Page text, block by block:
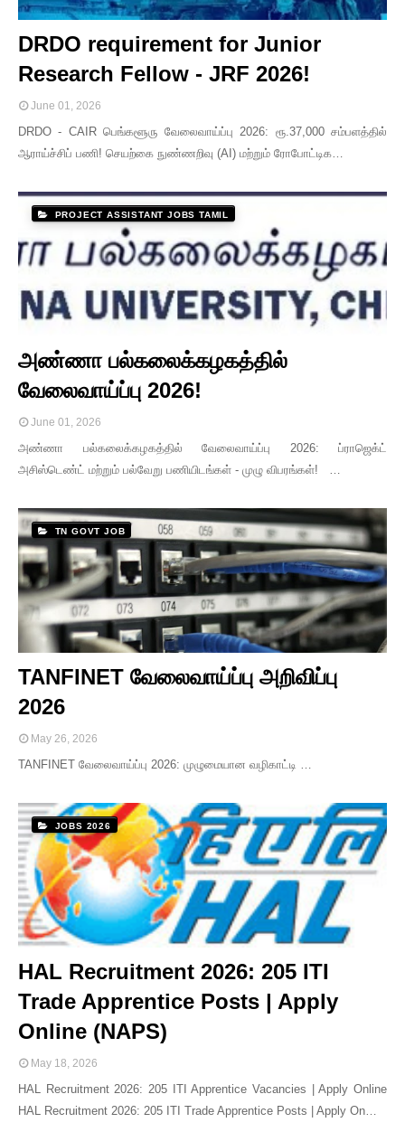
DRDO requirement for Junior
Research Fellow - JRF 2026!
June 01, 2026
DRDO - CAIR பெங்களூரு வேலைவாய்ப்பு 2026: ரூ.37,000 சம்பளத்தில்
ஆராய்ச்சிப் பணி! செயற்கை நுண்ணறிவு (AI) மற்றும் ரோபோட்டிக…
PROJECT ASSISTANT JOBS TAMIL
அண்ணா பல்கலைக்கழகத்தில்
வேலைவாய்ப்பு 2026!
June 01, 2026
அண்ணா பல்கலைக்கழகத்தில் வேலைவாய்ப்பு 2026: ப்ராஜெக்ட்
அசிஸ்டெண்ட் மற்றும் பல்வேறு பணியிடங்கள் - முழு விபரங்கள்! …
TN GOVT JOB
TANFINET வேலைவாய்ப்பு அறிவிப்பு
2026
May 26, 2026
TANFINET வேலைவாய்ப்பு 2026: முழுமையான வழிகாட்டி …
JOBS 2026
HAL Recruitment 2026: 205 ITI
Trade Apprentice Posts | Apply
Online (NAPS)
May 18, 2026
HAL Recruitment 2026: 205 ITI Apprentice Vacancies | Apply Online
HAL Recruitment 2026: 205 ITI Trade Apprentice Posts | Apply On…